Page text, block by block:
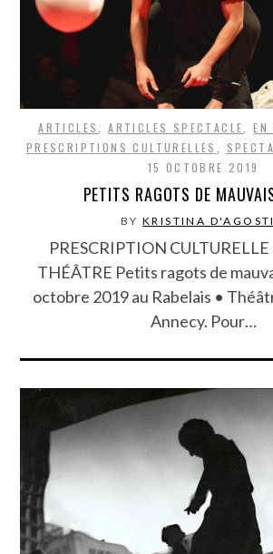
ARTICLES ,ARTICLES SPECTACLE ,EN
PRESCRIPTIONS CULTURELLES
15 OCTOBRE 2019
PETITS RAGOTS DE
BY KRISTINA
PRESCRIPTION CULTURELLE
THÉÂTRE Petits ragots de
octobre 2019 au Rabelais •
Annecy. Pour…